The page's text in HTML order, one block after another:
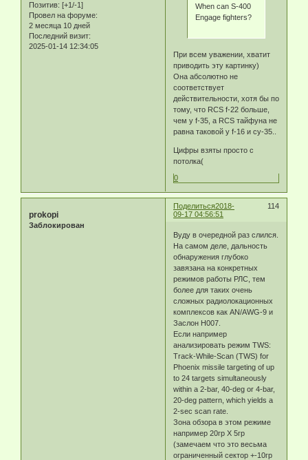
Позитив: [+1/-1]
Провел на форуме:
2 месяца 10 дней
Последний визит:
2025-01-14 12:34:05
When can S-400
Engage fighters?
При всем уважении, хватит
приводить эту картинку)
Она абсолютно не
соответствует
действительности, хотя бы по
тому, что RCS f-22 больше,
чем у f-35, а RCS тайфуна не
равна таковой у f-16 и су-35..
Цифры взяты просто с
потолка(
0
Поделиться 114
2018-
09-17 04:56:51
prokopi
Заблокирован
Вуду в очередной раз слился.
На самом деле, дальность
обнаружения глубоко
завязана на конкретных
режимов работы РЛС, тем
более для таких очень
сложных радиолокационных
комплексов как AN/AWG-9 и
Заслон Н007.
Если например
анализировать режим TWS:
Track-While-Scan (TWS) for
Phoenix missile targeting of up
to 24 targets simultaneously
within a 2-bar, 40-deg or 4-bar,
20-deg pattern, which yields a
2-sec scan rate.
Зона обзора в этом режиме
например 20гр Х 5гр
(замечаем что это весьма
ограниченный сектор +-10гр